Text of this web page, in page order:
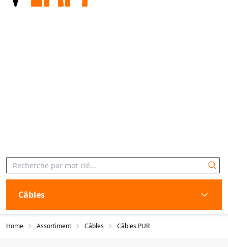
Câbles
Home Assortiment Câbles Câbles PUR